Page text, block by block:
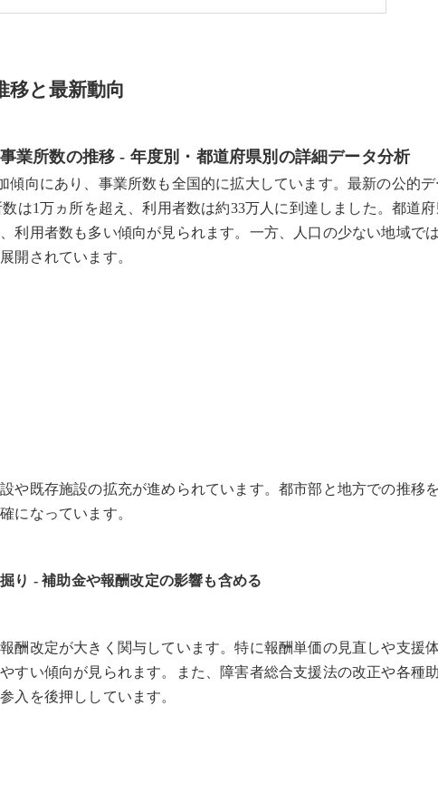
移と最新動向
業所数の推移 - 年度別・都道府県別の詳細データ分析
向にあり、事業所数も全国的に拡大しています。最新の公的デ
は1万ヵ所を超え、利用者数は約33万人に到達しました。都道府
利用者数も多い傾向が見られます。一方、人口の少ない地域では
開されています。
や既存施設の拡充が進められています。都市部と地方での推移を
になっています。
り - 補助金や報酬改定の影響も含める
酬改定が大きく関与しています。特に報酬単価の見直しや支援
すい傾向が見られます。また、障害者総合支援法の改正や各種助
入を後押ししています。